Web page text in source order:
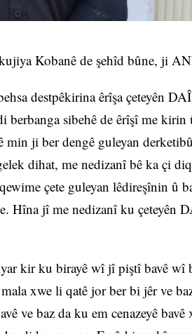
Kobanê de şehîd bûne, ji
destpêkirina êrîşa çeteyên
berbanga sibehê de êrîşî me
ji ber dengê guleyan
dihat, me nedizanî bê ka çi
çete guleyan lêdireşînin û
Hîna jî me nedizanî ku çeteyên
kir ku birayê wî jî piştî bavê wî
xwe li qatê jor ber bi jêr ve
ve baz da ku em cenazeyê